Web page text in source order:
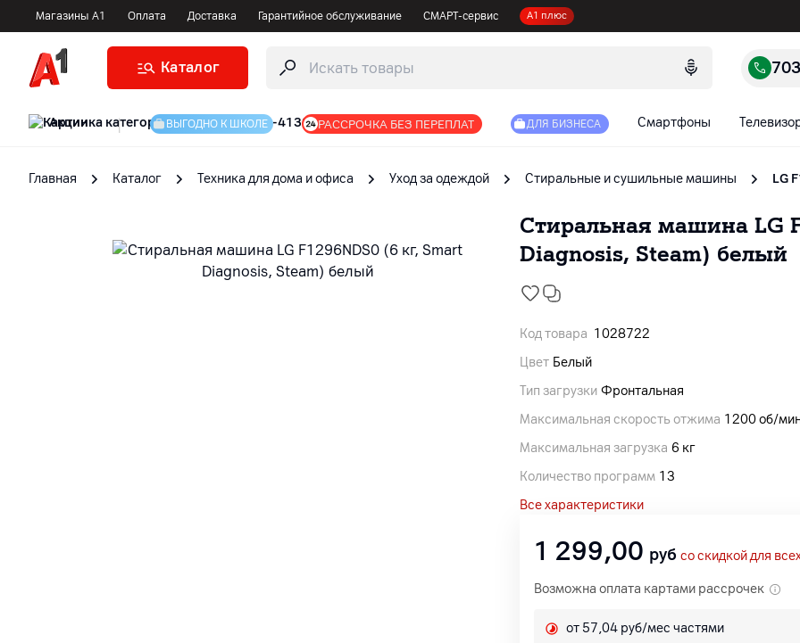
Магазины А1 Оплата Доставка Гарантийное обслуживание СМАРТ-сервис А1 плюс
Каталог
Акции | ВЫГОДНО К ШКОЛЕ РАССРОЧКА БЕЗ ПЕРЕПЛАТ ДЛЯ БИЗНЕСА Смартфоны
Главная Каталог Техника для дома и офиса Уход за одеждой Cтиральные и сушильные машины LG
Стиральная машина LG
Diagnosis, Steam) белый
Код товара 1028722
Цвет Белый
Тип загрузки Фронтальная
Максимальная скорость отжима 1200 об/
Максимальная загрузка 6 кг
Количество программ 13
Все характеристики
1 299,00 руб со скидкой для
Возможна оплата картами рассрочек
от 57,04 руб/мес частями